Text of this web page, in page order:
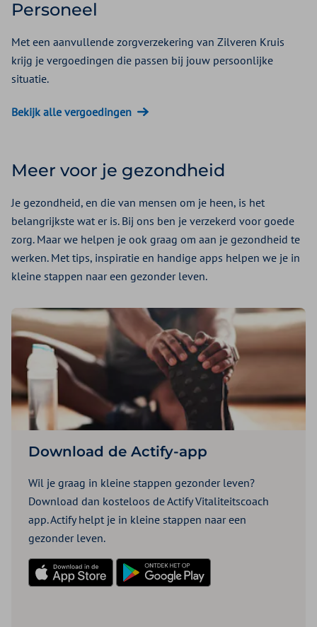
Personeel
Met een aanvullende zorgverzekering van Zilveren Kruis
krijg je vergoedingen die passen bij jouw persoonlijke
situatie.
Bekijk alle vergoedingen
Meer voor je gezondheid
Je gezondheid, en die van mensen om je heen, is het
belangrijkste wat er is. Bij ons ben je verzekerd voor goede
zorg. Maar we helpen je ook graag om aan je gezondheid te
werken. Met tips, inspiratie en handige apps helpen we je in
kleine stappen naar een gezonder leven.
Download de Actify-app
Wil je graag in kleine stappen gezonder leven?
Download dan kosteloos de Actify Vitaliteitscoach
app. Actify helpt je in kleine stappen naar een
gezonder leven.
Download in de App StoreDownload in de Play Store